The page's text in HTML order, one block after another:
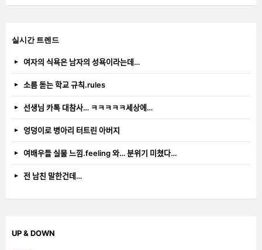
실시간 트렌드
여자의 식욕은 남자의 성욕이라는데…
소름 돋는 학교 규칙.rules
선생님 카톡 대참사… ㅋㅋㅋㅋㅋ세상에…
엉덩이로 병아리 터트린 아버지
여배우들 실물 느낌.feeling 와… 분위기 미쳤다…
전 남친 말한건데…
UP & DOWN